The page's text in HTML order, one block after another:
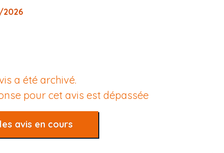
2026
a été archivé.
pour cet avis est dépassée
avis en cours